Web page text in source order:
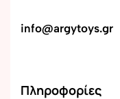
info@argytoys.gr
Πληροφορίες